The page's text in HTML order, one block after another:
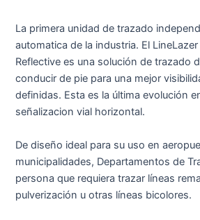
La primera unidad de trazado
automatica de la industria. El
Reflective es una solución de trazado
conducir de pie para una mejor
definidas. Esta es la última evolución
señalizacion vial horizontal.
De diseño ideal para su uso en
municipalidades, Departamentos de
persona que requiera trazar líneas
pulverización u otras líneas bicolores.